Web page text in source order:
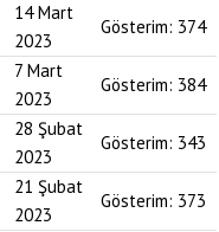
14 Mart
2023
Gösterim: 374
7 Mart
2023
Gösterim: 384
28 Şubat
2023
Gösterim: 343
21 Şubat
2023
Gösterim: 373